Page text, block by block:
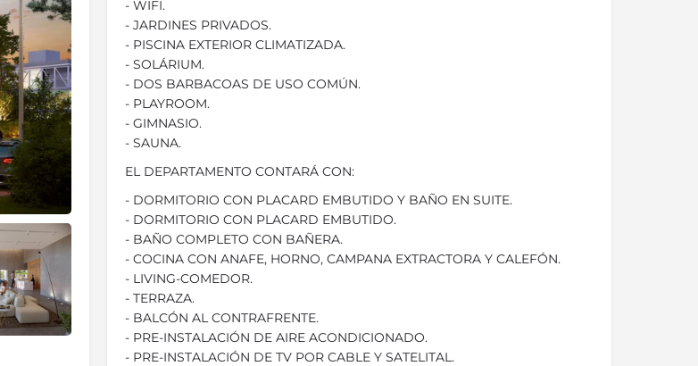
- WIFI.
- JARDINES PRIVADOS.
- PISCINA EXTERIOR CLIMATIZADA.
- SOLÁRIUM.
- DOS BARBACOAS DE USO COMÚN.
- PLAYROOM.
- GIMNASIO.
- SAUNA.
EL DEPARTAMENTO CONTARÁ CON:
- DORMITORIO CON PLACARD EMBUTIDO Y BAÑO EN SUITE.
- DORMITORIO CON PLACARD EMBUTIDO.
- BAÑO COMPLETO CON BAÑERA.
- COCINA CON ANAFE, HORNO, CAMPANA EXTRACTORA Y CALEFÓN.
- LIVING-COMEDOR.
- TERRAZA.
- BALCÓN AL CONTRAFRENTE.
- PRE-INSTALACIÓN DE AIRE ACONDICIONADO.
- PRE-INSTALACIÓN DE TV POR CABLE Y SATELITAL.